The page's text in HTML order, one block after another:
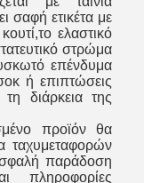
σαφή ετικέτα με
ελαστικό
στρώμα
επένδυμα
ή επιπτώσεις
διάρκεια της
προϊόν θα
ταχυμεταφορών
παράδοση
πληροφορίες